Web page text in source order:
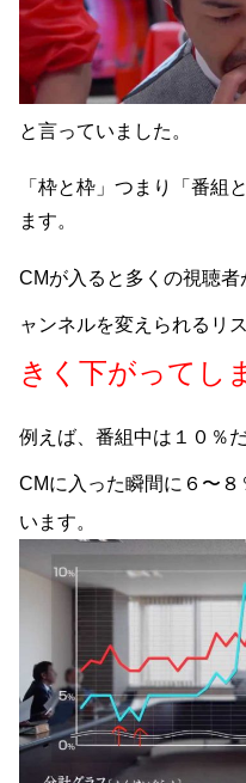
と言っていました。
「枠と枠」つまり
「番組
ます。
CMが入ると多くの視聴者
ャンネルを変えられるリ
きく下がってし
例えば、番組中は１０％
CMに入った瞬間に６〜８
います。